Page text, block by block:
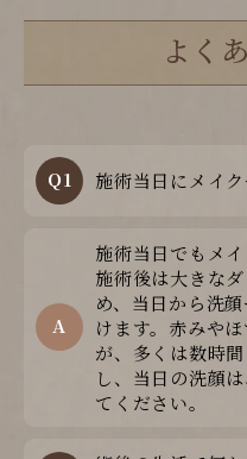
よく
Q1 施術当日にメイ
A
施術当日でもメイ
施術後は大きな
め、当日から洗
けます。赤みや
が、多くは数時
し、当日の洗顔
てください。